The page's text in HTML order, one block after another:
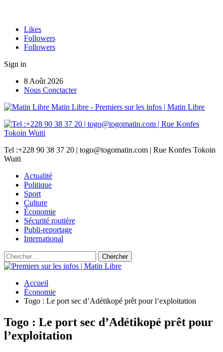
Likes
Followers
Followers
Sign in
8 Août 2026
Nous Conctacter
Matin Libre - Premiers sur les infos | Matin Libre
Tel :+228 90 38 37 20 | togo@togomatin.com | Rue Konfes Tokoin
Wuiti
Actualité
Politique
Sport
Culture
Économie
Sécurité routière
Publi-reportage
International
Accueil
Économie
Togo : Le port sec d’Adétikopé prêt pour l’exploitation
Togo : Le port sec d’Adétikopé prêt pour
l’exploitation